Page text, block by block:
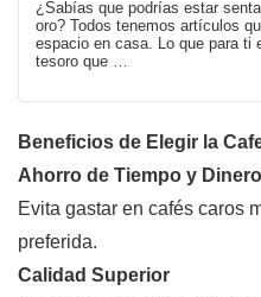
¿Sabías que podrías estar
oro? Todos tenemos artículos
espacio en casa. Lo que para ti
tesoro que …
Beneficios de Elegir la
Ahorro de Tiempo y Dinero
Evita gastar en cafés caros
preferida.
Calidad Superior